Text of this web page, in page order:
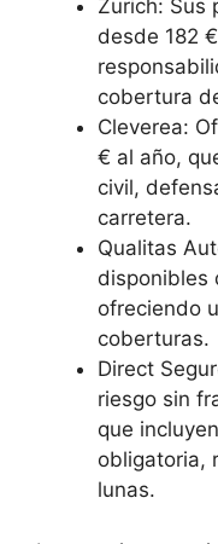
Zurich: Sus
desde 182
cobertura
Cleverea:
€ al año,
civil,
carretera.
Qualitas
disponibles
ofreciendo
coberturas.
Direct
riesgo sin
que
obligatoria,
lunas.